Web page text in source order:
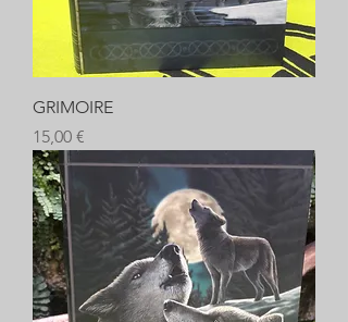
GRIMOIRE
Prix
15,00 €